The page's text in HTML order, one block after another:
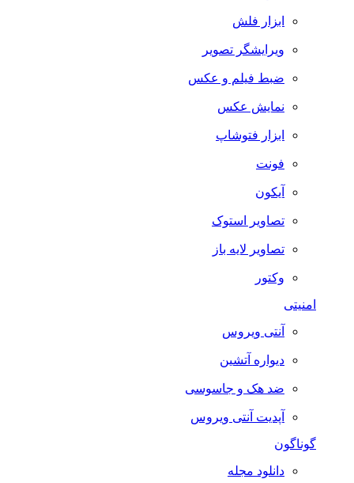
ابزار فلش
ویرایشگر تصویر
ضبط فيلم و عكس
نمایش عکس
ابزار فتوشاپ
فونت
آیکون
تصاویر استوک
تصاویر لایه باز
وکتور
امنیتی
آنتی ویروس
دیواره آتشین
ضد هک و جاسوسی
آپدیت آنتی ویروس
گوناگون
دانلود مجله